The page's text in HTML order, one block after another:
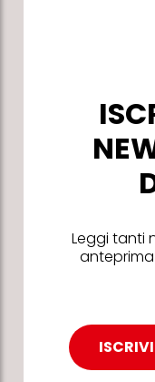
Leggi tanti
anteprima